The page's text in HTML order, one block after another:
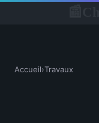
Accueil›Travaux